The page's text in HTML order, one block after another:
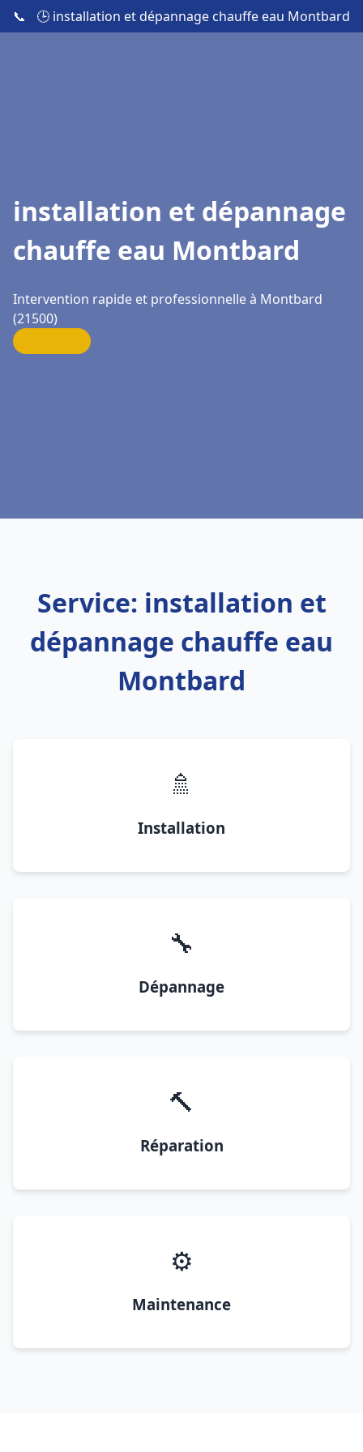
📞 🕒 installation et dépannage chauffe eau Montbard
installation et dépannage
chauffe eau Montbard
Intervention rapide et professionnelle à Montbard
(21500)
Service: installation et
dépannage chauffe eau
Montbard
🚿
Installation
🔧
Dépannage
🔨
Réparation
⚙️
Maintenance